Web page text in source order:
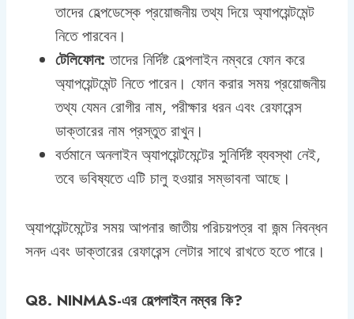
তাদের হেল্পডেস্কে প্রয়োজনীয় তথ্য দিয়ে অ্যাপয়েন্টমেন্ট
নিতে পারবেন।
টেলিফোন: তাদের নির্দিষ্ট হেল্পলাইন নম্বরে ফোন করে
অ্যাপয়েন্টমেন্ট নিতে পারেন। ফোন করার সময় প্রয়োজনীয়
তথ্য যেমন রোগীর নাম, পরীক্ষার ধরন এবং রেফারেন্স
ডাক্তারের নাম প্রস্তুত রাখুন।
বর্তমানে অনলাইন অ্যাপয়েন্টমেন্টের সুনির্দিষ্ট ব্যবস্থা নেই,
তবে ভবিষ্যতে এটি চালু হওয়ার সম্ভাবনা আছে।
অ্যাপয়েন্টমেন্টের সময় আপনার জাতীয় পরিচয়পত্র বা জন্ম নিবন্ধন
সনদ এবং ডাক্তারের রেফারেন্স লেটার সাথে রাখতে হতে পারে।
Q8. NINMAS-এর হেল্পলাইন নম্বর কি?